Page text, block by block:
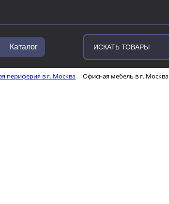
Каталог
периферия в г. Москва Офисная мебель в г. Москва